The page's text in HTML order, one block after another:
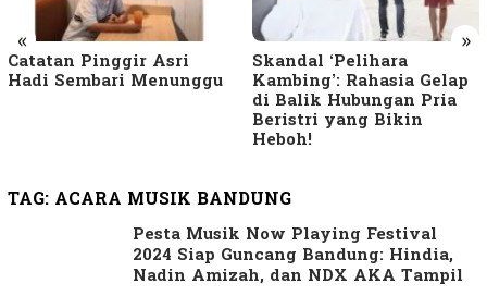
« »
Catatan Pinggir Asri
Hadi Sembari Menunggu
Skandal ‘Pelihara
Kambing’: Rahasia Gelap
di Balik Hubungan Pria
Beristri yang Bikin
Heboh!
TAG: ACARA MUSIK BANDUNG
Pesta Musik Now Playing Festival
2024 Siap Guncang Bandung: Hindia,
Nadin Amizah, dan NDX AKA Tampil